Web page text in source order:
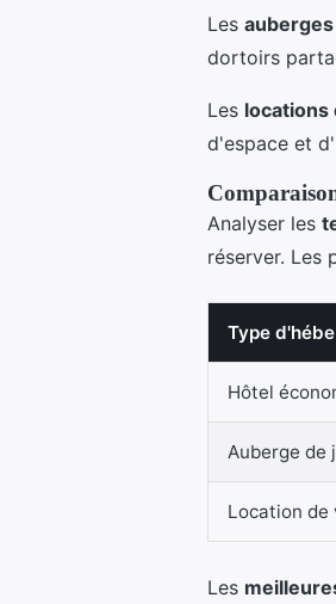
Les
dortoirs
Les locations
d'espace et
Analyser les
réserver. Les
Type
Hôtel
Auberge de
Location de
Les